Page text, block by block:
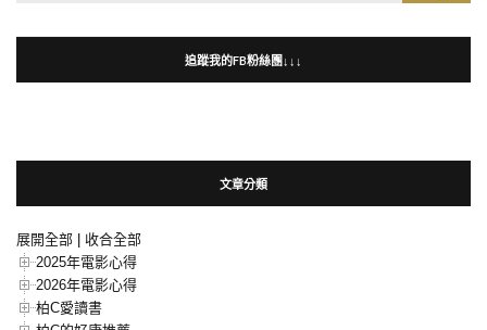
追蹤我的FB粉絲團↓↓↓
文章分類
展開全部 | 收合全部
2025年電影心得
2026年電影心得
柏C愛讀書